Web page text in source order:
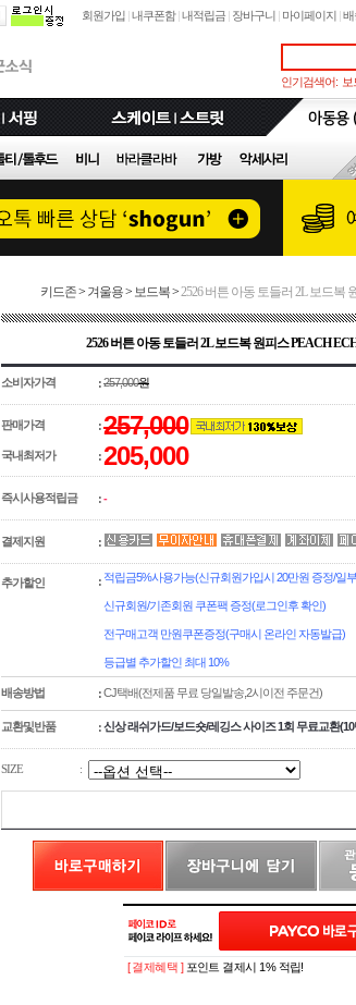
회원가입 |내쿠폰함 |내적립금 | 장바구니 | 마이페이지 |배
인기검색어: 보
키드존> 겨울용> 보드복>2526 버튼 아동 토들러 2L 보드복
2526 버튼 아동 토들러 2L 보드복 원피스 PEACH
소비자가격 :257,000원
판매가격 :257,000
국내최저가 :205,000
즉시사용적립금 :-
결제지원 :
추가할인 : 적립금5%사용가능(신규회원가입시 20만원 증정/일
신규회원/기존회원 쿠폰팩 증정(로그인후 확인)
전구매고객 만원쿠폰증정(구매시 온라인 자동발급)
등급별 추가할인 최대 10%
배송방법 :CJ택배(전제품 무료 당일발송,2시이전 주문건)
교환및반품 :신상 래쉬가드/보드숏/레깅스 사이즈 1회 무료교환
SIZE :
[ 결제혜택 ] 포인트 결제시 1% 적립!